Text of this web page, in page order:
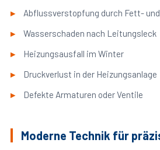
Abflussverstopfung durch Fett-
Wasserschaden nach Leitungsleck
Heizungsausfall im Winter
Druckverlust in der Heizungsanlage
Defekte Armaturen oder Ventile
Moderne Technik für